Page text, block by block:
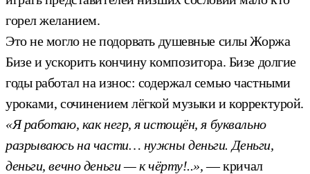
горел желанием.
Это не могло не подорвать душевные силы Жоржа
Бизе и ускорить кончину композитора. Бизе долгие
годы работал на износ: содержал семью частными
уроками, сочинением лёгкой музыки и корректурой.
«Я работаю, как негр, я истощён, я буквально
разрываюсь на части… нужны деньги. Деньги,
деньги, вечно деньги — к чёрту!..»,— кричал